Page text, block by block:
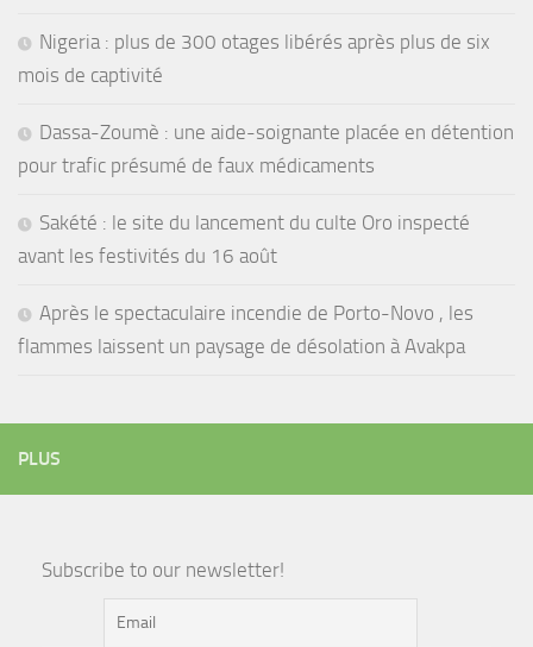
Nigeria : plus de 300 otages libérés après plus de six
mois de captivité
Dassa-Zoumè : une aide-soignante placée en détention
pour trafic présumé de faux médicaments
Sakété : le site du lancement du culte Oro inspecté
avant les festivités du 16 août
Après le spectaculaire incendie de Porto-Novo , les
flammes laissent un paysage de désolation à Avakpa
PLUS
Subscribe to our newsletter!